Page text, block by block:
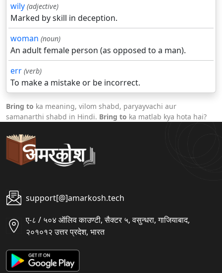
wily (adjective)
Marked by skill in deception.
woman (noun)
An adult female person (as opposed to a man).
err (verb)
To make a mistake or be incorrect.
Bring to ka meaning, vilom shabd, paryayvachi aur
samanarthi shabd in Hindi. Bring to ka matlab kya hota hai?
support[@]amarkosh.tech
ए-८ / ५०४ ऑलिव काउण्टी, सैक्टर ५, वसुन्धरा, गाजियाबाद,
२०१०१२ उत्तर प्रदेश, भारत